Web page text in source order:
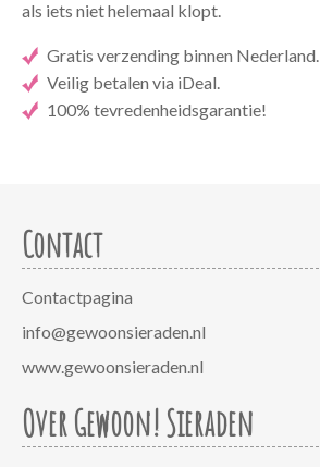
als iets niet helemaal klopt.
Gratis verzending binnen Nederland.
Veilig betalen via iDeal.
100% tevredenheidsgarantie!
Contact
Contactpagina
info@gewoonsieraden.nl
www.gewoonsieraden.nl
Over Gewoon! Sieraden